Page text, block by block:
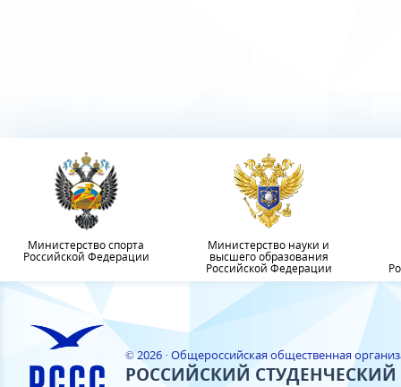
Министерство спорта
Российской Федерации
Министерство науки и
высшего образования
Российской Федерации
© 2026 · Общероссийская общественная
РОССИЙСКИЙ